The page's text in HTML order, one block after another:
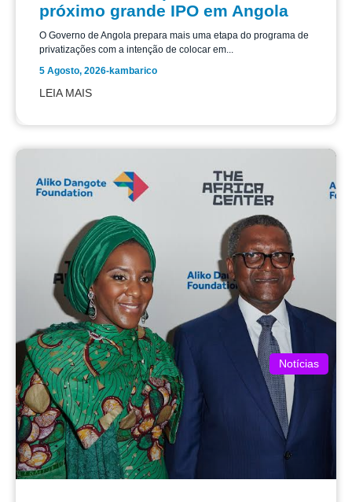
próximo grande IPO em Angola
O Governo de Angola prepara mais uma etapa do programa de
privatizações com a intenção de colocar em...
5 Agosto, 2026-kambarico
LEIA MAIS
Notícias